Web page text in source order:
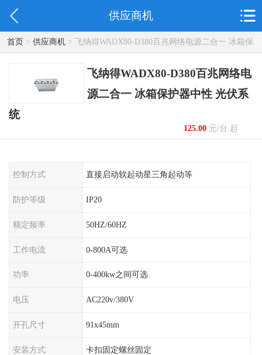
供应商机
首页> 供应商机> 飞纳得WADX80-D380百兆网络电源二合一 冰箱保
护器中性 光伏系统
飞纳得WADX80-D380百兆网络电
源二合一 冰箱保护器中性 光伏系
统
125.00元/台 起
控制方式 直接启动软起动星三角起动等
防护等级 IP20
额定频率 50HZ/60HZ
工作电流 0-800A可选
功率 0-400kw之间可选
电压 AC220v/380V
开孔尺寸 91x45mm
安装方式 卡扣固定螺丝固定